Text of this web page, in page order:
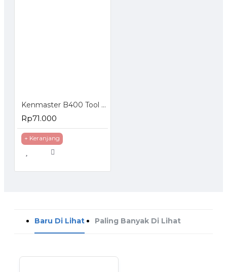
Kenmaster B400 Tool Box
Rp71.000
+ Keranjang
Baru Di Lihat Paling Banyak Di Lihat